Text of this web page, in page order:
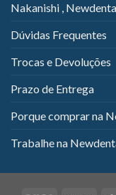
Nakanishi ,
Dúvidas Frequentes
Trocas e Devoluções
Prazo de Entrega
Porque comprar na
Trabalhe na